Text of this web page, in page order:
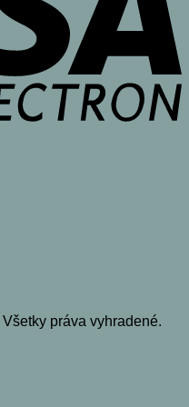
Všetky práva vyhradené.